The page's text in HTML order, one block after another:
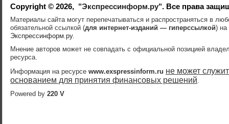
Copyright © 2026, "Экспрессинформ.ру". Все права
Материалы сайта могут перепечатываться и распространяться в
обязательной ссылкой (для интернет-изданий — гиперссылкой) на
Экспрессинформ.ру.
Мнение авторов может не совпадать с официальной позицией
ресурса.
Информация на ресурсе www.exspressinform.ru не может
основанием для принятия финансовых решений.
Powered by 220 V